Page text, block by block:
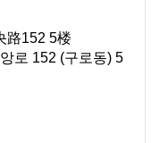
路152 5楼
로 152 (구로동) 5